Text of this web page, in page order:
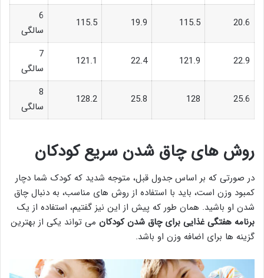
20.6
115.5
19.9
115.5
6
سالگی
22.9
121.9
22.4
121.1
7
سالگی
25.6
128
25.8
128.2
8
سالگی
روش های چاق شدن سریع کودکان
در صورتی که بر اساس جدول قبل، متوجه شدید که کودک شما دچار
کمبود وزن است، باید با استفاده از روش های مناسب، به دنبال چاق
شدن او باشید. همان طور که پیش از این نیز گفتیم، استفاده از یک
برنامه هفتگی غذایی برای چاق شدن کودکان می تواند یکی از بهترین
گزینه ها برای اضافه وزن او باشد.